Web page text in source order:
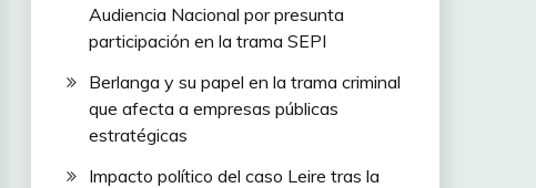
Audiencia Nacional por presunta
participación en la trama SEPI
Berlanga y su papel en la trama criminal
que afecta a empresas públicas
estratégicas
Impacto político del caso Leire tras la